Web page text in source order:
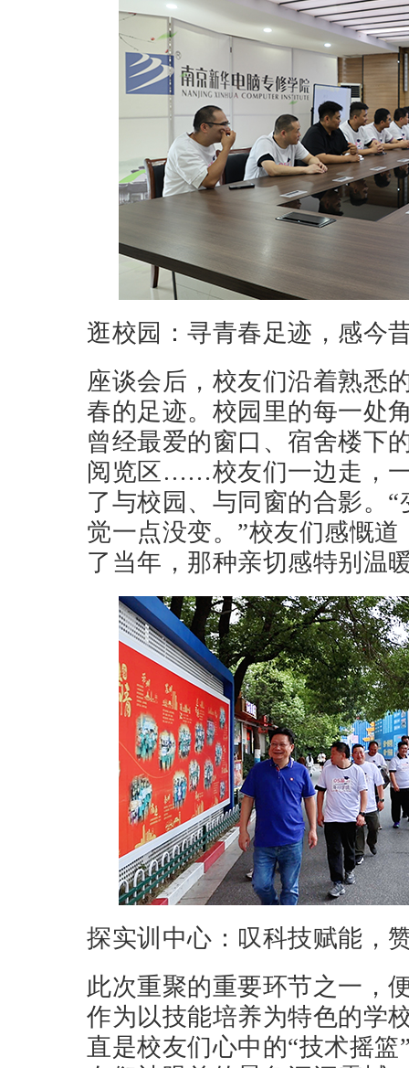
逛校园：寻青春足迹，感今
座谈会后，校友们沿着熟悉
春的足迹。校园里的每一处
曾经最爱的窗口、宿舍楼下
阅览区……校友们一边走，
了与校园、与同窗的合影。
觉一点没变。”校友们感慨
了当年，那种亲切感特别温
探实训中心：叹科技赋能，
此次重聚的重要环节之一，
作为以技能培养为特色的学
直是校友们心中的“技术摇